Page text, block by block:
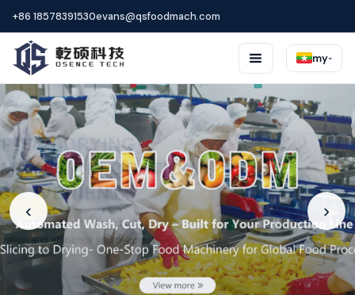
+86 18578391530evans@qsfoodmach.com
☰ my▾
‹ ›